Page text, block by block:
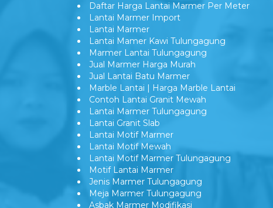
Daftar Harga Lantai Marmer Per Meter
Lantai Marmer Import
Lantai Marmer
Lantai Mamer Kawi Tulungagung
Marmer Lantai Tulungagung
Jual Marmer Harga Murah
Jual Lantai Batu Marmer
Marble Lantai | Harga Marble Lantai
Contoh Lantai Granit Mewah
Lantai Marmer Tulungagung
Lantai Granit Slab
Lantai Motif Marmer
Lantai Motif Mewah
Lantai Motif Marmer Tulungagung
Motif Lantai Marmer
Jenis Marmer Tulungagung
Meja Marmer Tulungagung
Asbak Marmer Modifikasi